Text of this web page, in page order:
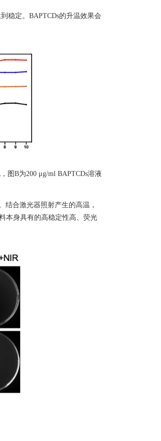
稳定。 BAPTCDs的升温效果会
图 B为200 μg/ml BAPTCDs溶液
结合激光器照射产生的高温，
本身具有的高稳定性高、荧光